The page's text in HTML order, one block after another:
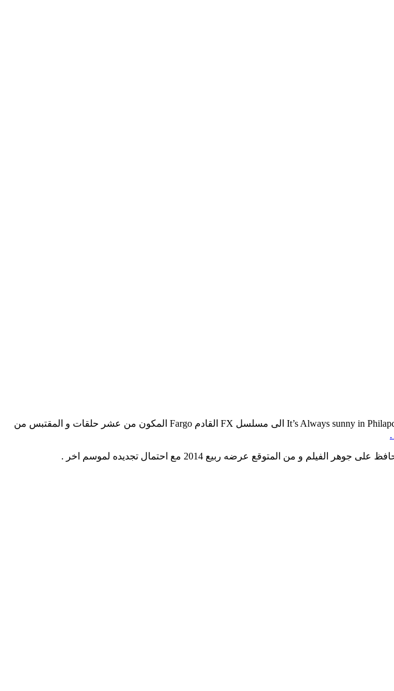
انضم كل من Bob Odenkirk نجم مسلسل Breaking Bad و Glenn Howerton نجم المسلسل الكوميدي It’s Always sunny in Philapdelphia الى مسلسل FX القادم Fargo المكون من عشر حلقات و المقتبس من